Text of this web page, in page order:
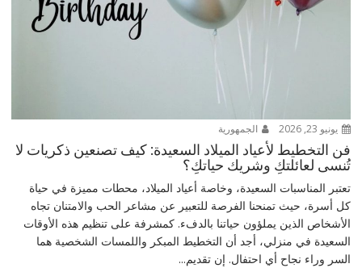
يونيو 23, 2026 الجمهورية
فن التخطيط لأعياد الميلاد السعيدة: كيف تصنعين ذكريات لا
تُنسى لعائلتكِ وشريك حياتكِ؟
تعتبر المناسبات السعيدة، وخاصة أعياد الميلاد، محطات مميزة في حياة
كل أسرة، حيث تمنحنا الفرصة للتعبير عن مشاعر الحب والامتنان تجاه
الأشخاص الذين يملؤون حياتنا بالدفء. كمشرفة على تنظيم هذه الأوقات
السعيدة في منزلي، أجد أن التخطيط المبكر واللمسات الشخصية هما
السر وراء نجاح أي احتفال. إن تقديم...